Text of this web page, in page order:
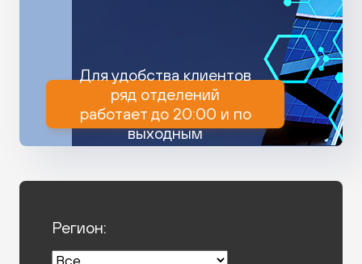
Для удобства клиентов
ряд отделений
работает до 20:00 и по
выходным
Регион: